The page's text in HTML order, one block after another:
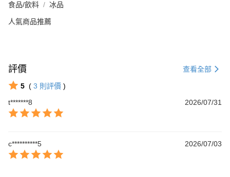
食品/飲料 冰品
人氣商品推薦
評價 查看全部
5 ( 3 則評價 )
t*******8
2026/07/31
c**********5 2026/07/03